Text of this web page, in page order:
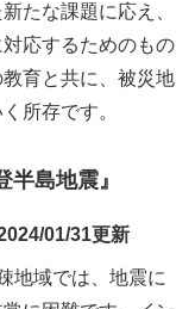
様
たな課題に応え、
応するためのもの
育と共に、被災地
所存です。
島地震』
01/31更新
地域では、地震に